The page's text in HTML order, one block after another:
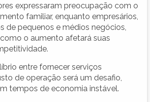
expressaram preocupação com o
familiar, enquanto empresários,
de pequenos e médios negócios,
o aumento afetará suas
entre fornecer serviços
de operação será um desafio,
tempos de economia instável.